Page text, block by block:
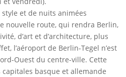
et de nuits animées
nouvelle route, qui rendra Berlin,
d’art et d’architecture, plus
l’aéroport de Berlin-Tegel n’est
Ouest du centre-ville. Cette
basque et allemande